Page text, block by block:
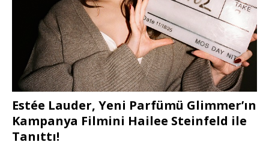
Estée Lauder, Yeni Parfümü Glimmer’ın
Kampanya Filmini Hailee Steinfeld ile
Tanıttı!